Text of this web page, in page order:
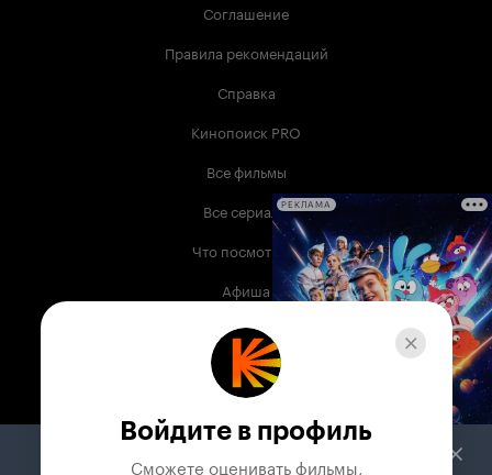
Соглашение
Правила рекомендаций
Справка
Кинопоиск PRO
Все фильмы
Все сериалы
Что посмотреть
Афиша
Музыка
Телепрограмма
Служба поддержки
РЕКЛАМА
Войдите в профиль
Сможете оценивать фильмы,